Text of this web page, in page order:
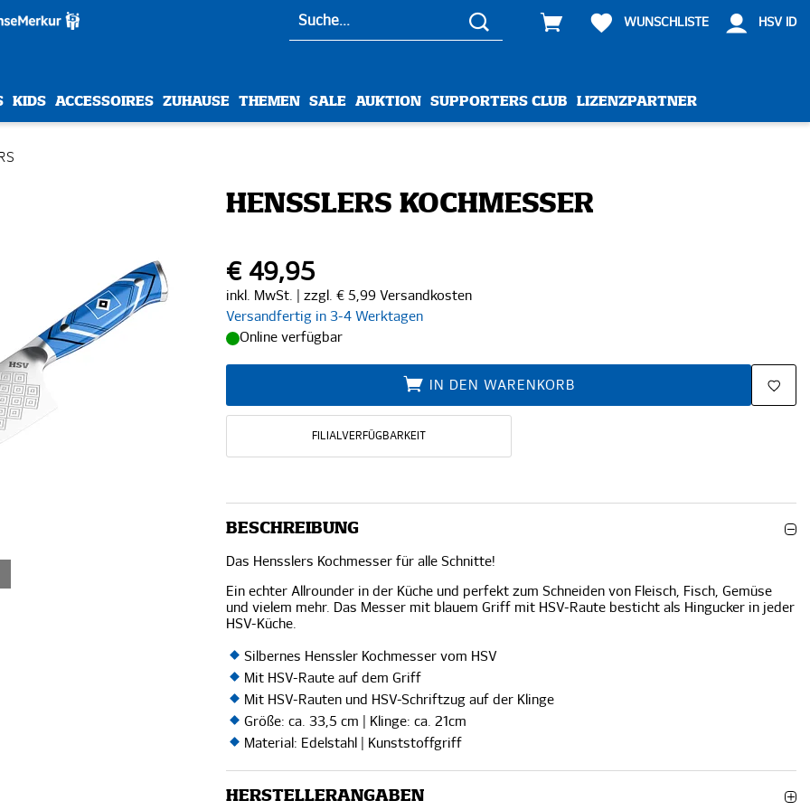
WUNSCHLISTE HSV ID
KIDS ACCESSOIRES ZUHAUSE THEMEN SALE AUKTION SUPPORTERS CLUB LIZENZPARTNER
HENSSLERS KOCHMESSER
€ 49,95
inkl. MwSt. | zzgl. € 5,99 Versandkosten
Versandfertig in 3-4 Werktagen
Online verfügbar
IN DEN WARENKORB
FILIALVERFÜGBARKEIT
BESCHREIBUNG
Das Hensslers Kochmesser für alle Schnitte!
Ein echter Allrounder in der Küche und perfekt zum Schneiden von Fleisch, Fisch, Gemüse
und vielem mehr. Das Messer mit blauem Griff mit HSV-Raute besticht als Hingucker in jeder
HSV-Küche.
Silbernes Henssler Kochmesser vom HSV
Mit HSV-Raute auf dem Griff
Mit HSV-Rauten und HSV-Schriftzug auf der Klinge
Größe: ca. 33,5 cm | Klinge: ca. 21cm
Material: Edelstahl | Kunststoffgriff
HERSTELLERANGABEN